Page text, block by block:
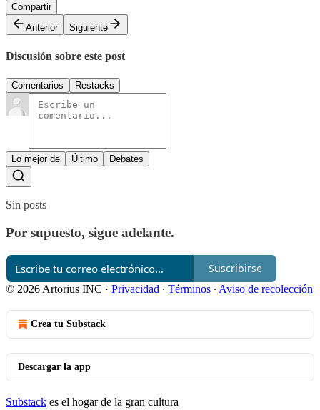
Compartir
Anterior
Siguiente
Discusión sobre este post
Comentarios Restacks
Lo mejor de Último Debates
Sin posts
Por supuesto, sigue adelante.
Suscribirse
© 2026 Artorius INC · Privacidad ∙ Términos ∙ Aviso de recolección
Crea tu Substack
Descargar la app
Substack es el hogar de la gran cultura